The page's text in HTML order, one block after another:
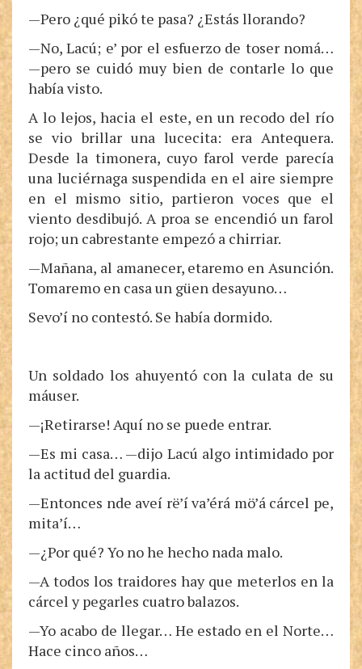
—Pero ¿qué pikó te pasa? ¿Estás llorando?
—No, Lacú; e’ por el esfuerzo de toser nomá…
—pero se cuidó muy bien de contarle lo que
había visto.
A lo lejos, hacia el este, en un recodo del río
se vio brillar una lucecita: era Antequera.
Desde la timonera, cuyo farol verde parecía
una luciérnaga suspendida en el aire siempre
en el mismo sitio, partieron voces que el
viento desdibujó. A proa se encendió un farol
rojo; un cabrestante empezó a chirriar.
—Mañana, al amanecer, etaremo en Asunción.
Tomaremo en casa un güen desayuno…
Sevo’í no contestó. Se había dormido.
Un soldado los ahuyentó con la culata de su
máuser.
—¡Retirarse! Aquí no se puede entrar.
—Es mi casa… —dijo Lacú algo intimidado por
la actitud del guardia.
—Entonces nde aveí rë’í va’érá mö’á cárcel pe,
mita’í…
—¿Por qué? Yo no he hecho nada malo.
—A todos los traidores hay que meterlos en la
cárcel y pegarles cuatro balazos.
—Yo acabo de llegar… He estado en el Norte…
Hace cinco años…